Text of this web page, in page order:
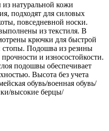
натуральной кожи
подходят для силовых
повседневной носки.
из текстиля. В
крючки для быстрой
Подошва из резины
и износостойкости.
подошвы обеспечивает
Высота без учета
обувь/военная обувь/
высокие берцы/